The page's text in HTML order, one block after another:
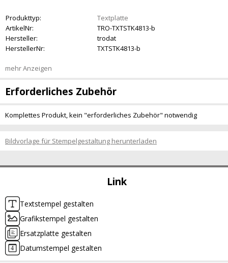
Link
Textstempel gestalten
Grafikstempel gestalten
Ersatzplatte gestalten
Datumstempel gestalten
Produkttyp:
Textplatte
ArtikelNr:
TRO-TXTSTK4813-b
Hersteller:
trodat
HerstellerNr:
TXTSTK4813-b
mehr Anzeigen
Erforderliches Zubehör
Komplettes Produkt, kein "erforderliches Zubehör" notwendig
Bildvorlage für Stempelgestaltung herunterladen